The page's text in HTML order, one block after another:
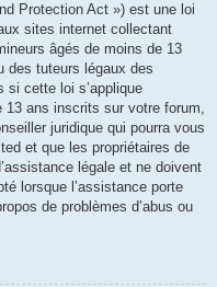
Protection Act ») est une loi
sites internet collectant
âgés de moins de 13
des tuteurs légaux des
si cette loi s’applique
13 ans inscrits sur votre forum,
juridique qui pourra vous
et que les propriétaires de
légale et ne doivent
lorsque l’assistance porte
de problèmes d’abus ou